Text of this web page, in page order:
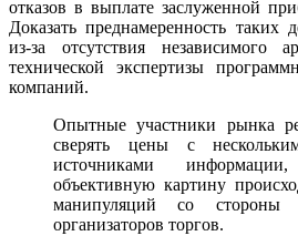
отказов в выплате заслуженной
Доказать преднамеренность таких
из-за отсутствия независимого
технической экспертизы
компаний.
Опытные участники рынка
сверять цены с
источниками
объективную картину
манипуляций со стороны
организаторов торгов.